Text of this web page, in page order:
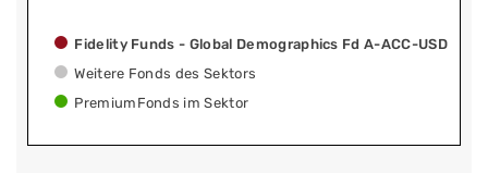
Fidelity Funds - Global Demographics Fd A-ACC-USD
Weitere Fonds des Sektors
PremiumFonds im Sektor